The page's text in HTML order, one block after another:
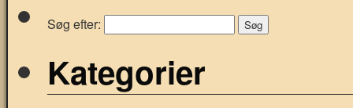
Søg efter:
Kategorier